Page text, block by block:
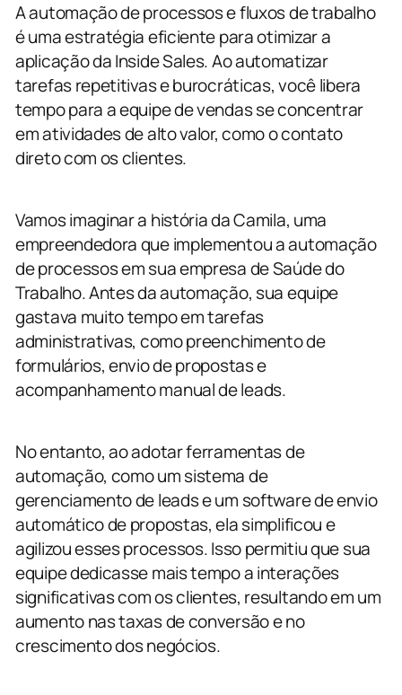
A automação de processos e fluxos de trabalho
é uma estratégia eficiente para otimizar a
aplicação da Inside Sales. Ao automatizar
tarefas repetitivas e burocráticas, você libera
tempo para a equipe de vendas se concentrar
em atividades de alto valor, como o contato
direto com os clientes.
Vamos imaginar a história da Camila, uma
empreendedora que implementou a automação
de processos em sua empresa de Saúde do
Trabalho. Antes da automação, sua equipe
gastava muito tempo em tarefas
administrativas, como preenchimento de
formulários, envio de propostas e
acompanhamento manual de leads.
No entanto, ao adotar ferramentas de
automação, como um sistema de
gerenciamento de leads e um software de envio
automático de propostas, ela simplificou e
agilizou esses processos. Isso permitiu que sua
equipe dedicasse mais tempo a interações
significativas com os clientes, resultando em um
aumento nas taxas de conversão e no
crescimento dos negócios.